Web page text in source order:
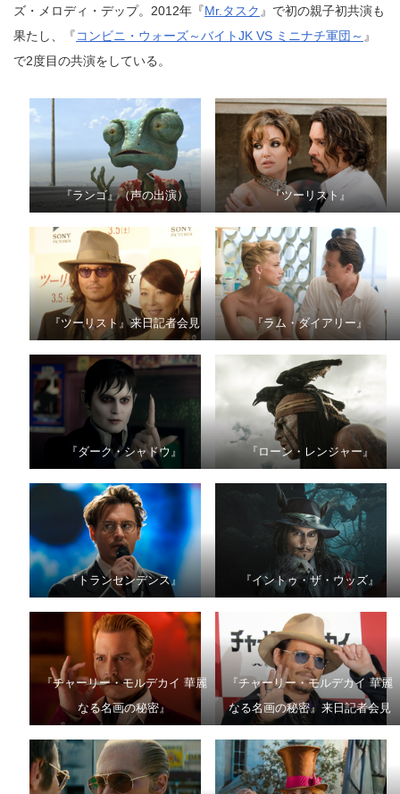
ズ・メロディ・デップ。2012年『Mr.タスク 』で初の親子初共演も
果たし、『コンビニ・ウォーズ～バイトJK VS ミニナチ軍団～ 』
で2度目の共演をしている。
『ランゴ』（声の出演） 『ツーリスト』
『ツーリスト』来日記者会見 『ラム・ダイアリー』
『ダーク・シャドウ』 『ローン・レンジャー』
『トランセンデンス』 『イントゥ・ザ・ウッズ』
『チャーリー・モルデカイ 華麗
なる名画の秘密』
『チャーリー・モルデカイ 華麗
なる名画の秘密』来日記者会見